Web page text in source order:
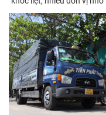
TRANH
tồn tại lâu dài nếu
chiến lược phát triển bền
Tiến Phát Express – một
hiệu vận tải xuất phát
TP.HCM, đã và đang từng
vươn mình mạnh mẽ,
vị thế trong khu vực miền
Nam Bộ.